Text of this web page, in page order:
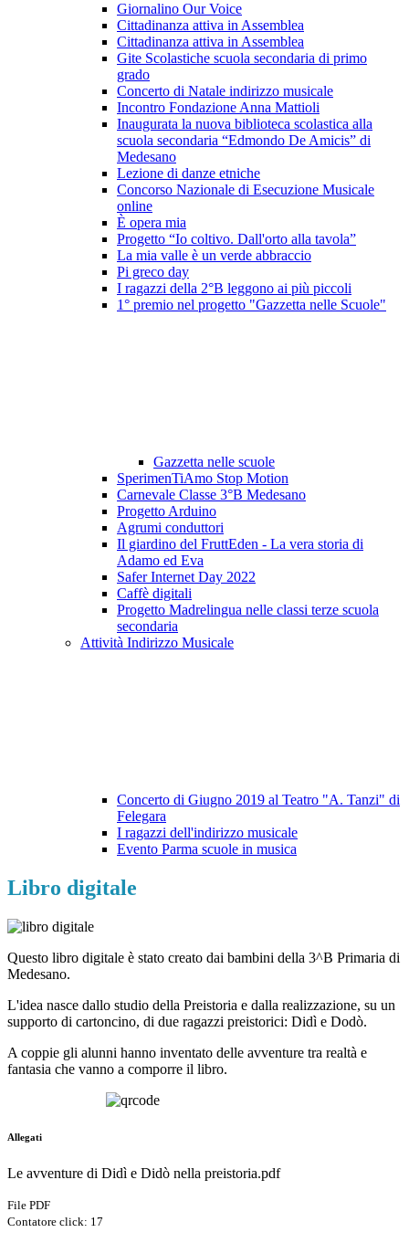
Giornalino Our Voice
Cittadinanza attiva in Assemblea
Cittadinanza attiva in Assemblea
Gite Scolastiche scuola secondaria di primo
grado
Concerto di Natale indirizzo musicale
Incontro Fondazione Anna Mattioli
Inaugurata la nuova biblioteca scolastica alla
scuola secondaria “Edmondo De Amicis” di
Medesano
Lezione di danze etniche
Concorso Nazionale di Esecuzione Musicale
online
È opera mia
Progetto “Io coltivo. Dall'orto alla tavola”
La mia valle è un verde abbraccio
Pi greco day
I ragazzi della 2°B leggono ai più piccoli
1° premio nel progetto "Gazzetta nelle Scuole"
Gazzetta nelle scuole
SperimenTiAmo Stop Motion
Carnevale Classe 3°B Medesano
Progetto Arduino
Agrumi conduttori
Il giardino del FruttEden - La vera storia di
Adamo ed Eva
Safer Internet Day 2022
Caffè digitali
Progetto Madrelingua nelle classi terze scuola
secondaria
Attività Indirizzo Musicale
Concerto di Giugno 2019 al Teatro "A. Tanzi" di
Felegara
I ragazzi dell'indirizzo musicale
Evento Parma scuole in musica
Libro digitale
Questo libro digitale è stato creato dai bambini della 3^B Primaria di
Medesano.
L'idea nasce dallo studio della Preistoria e dalla realizzazione, su un
supporto di cartoncino, di due ragazzi preistorici: Didì e Dodò.
A coppie gli alunni hanno inventato delle avventure tra realtà e
fantasia che vanno a comporre il libro.
Allegati
Le avventure di Didì e Didò nella preistoria.pdf
File PDF
Contatore click: 17